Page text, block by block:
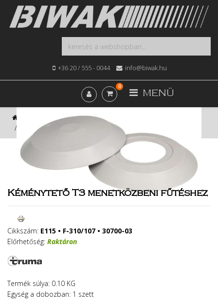
+36 20 / 555 - 0044 info@biwak.hu
MENÜ
0
Webshop
Kéménytető T3 menetközbeni fűtéshez
Kéménytető T3 menetközbeni fűtéshez
Cikkszám: E115 • F-310/107 • 30700-03
Előrhetőség: Raktáron
Termék súlya: 0.10 KG
Egység a dobozban: 1 szett